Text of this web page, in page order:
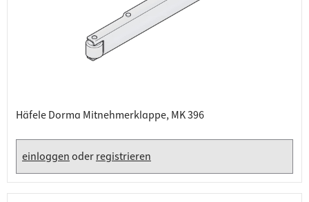
Häfele Dorma Mitnehmerklappe, MK 396
einloggenoderregistrieren